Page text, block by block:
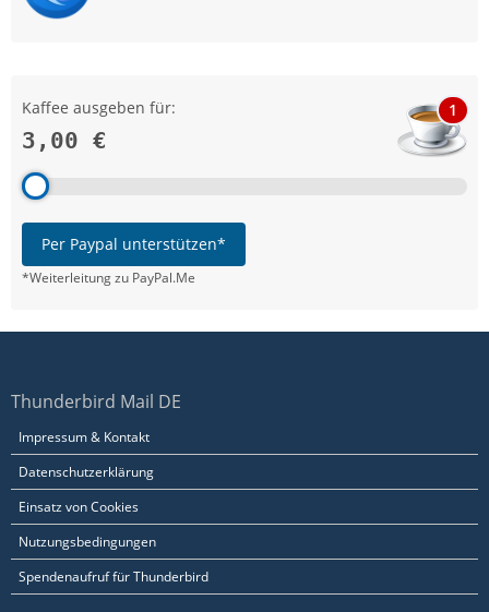
Kaffee ausgeben für:
3,00 €
1
Per Paypal unterstützen*
*Weiterleitung zu PayPal.Me
Thunderbird Mail DE
Impressum & Kontakt
Datenschutzerklärung
Einsatz von Cookies
Nutzungsbedingungen
Spendenaufruf für Thunderbird